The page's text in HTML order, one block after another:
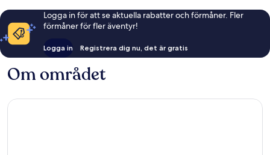
Logga in för att se aktuella rabatter och förmåner. Fler
förmåner för fler äventyr!
Logga in Registrera dig nu, det är gratis
Om området